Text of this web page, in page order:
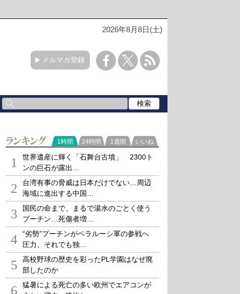
2026年8月8日(土)
メルマガ登録
ランキング
1時間 24時間 1週間 いいね
1
世界遺産に輝く「石舞台古墳」 2300ト
ンの巨石が露出…
2
台湾有事の脅威は日本だけでない…周辺
海域に進出する中国…
3
国民の命まで、まるで湯水のごとく使う
プーチン…死傷者増…
4
“劣勢”プーチンがベラルーシ軍の参戦へ
圧力、それでも独…
5
高校野球の歴史を彩ったPL学園はなぜ廃
部したのか
6
猛暑による死亡の多い欧州でエアコンが